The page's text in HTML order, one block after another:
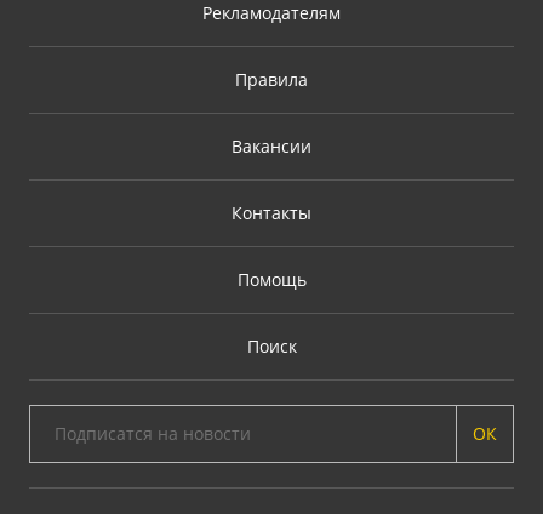
Рекламодателям
Правила
Вакансии
Контакты
Помощь
Поиск
ОК